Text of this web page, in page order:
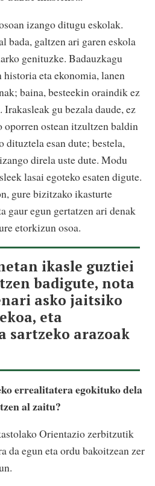
izango ditugu eskolak.
bada, galtzen ari garen eskola
genituzke. Badauzkagu
eta ekonomia, lanen
baina, besteekin oraindik ez
gu bezala daude, ez
oporren ostean itzultzen baldin
dituztela esan dute; bestela,
direla uste dute. Modu
lasai egoteko esaten digute.
gure bizitzako ikasturte
gaur egun gertatzen ari denak
etorkizun osoa.
ikasle guztiei
badigute, nota
asko jaitsiko
eta
sartzeko arazoak
errealitatera egokituko dela
al zaitu?
Orientazio zerbitzutik
da egun eta ordu bakoitzean zer